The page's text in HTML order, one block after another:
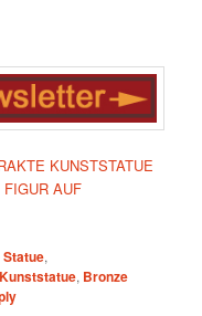
KUNSTSTATUE
AUF
,
, Bronze